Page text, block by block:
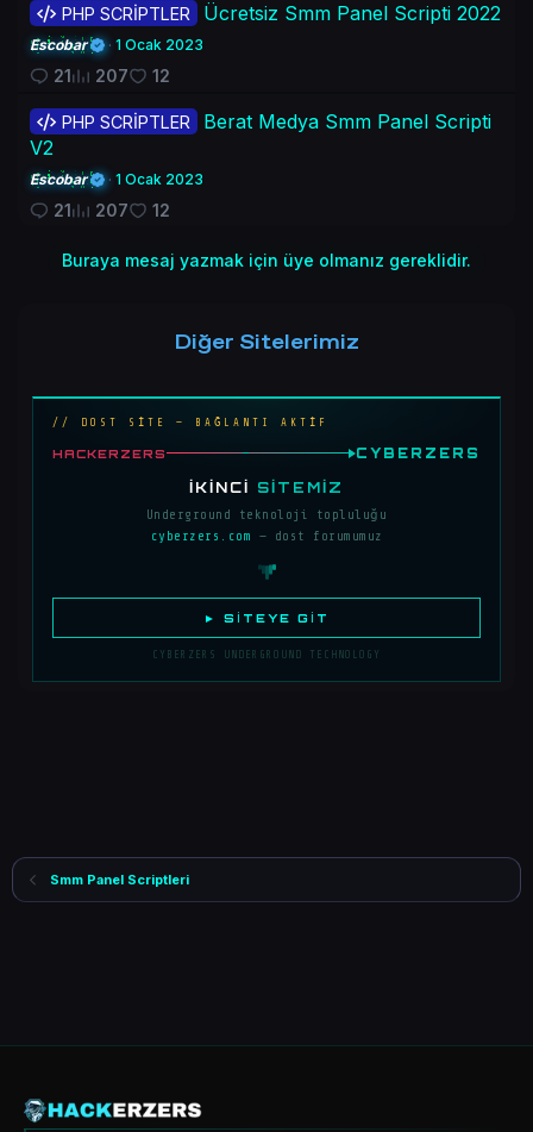
PHP SCRİPTLER Ücretsiz Smm Panel Scripti 2022
Escobar 1 Ocak 2023
21 207 12
PHP SCRİPTLER
Berat Medya Smm Panel Scripti
V2
Escobar 1 Ocak 2023
21 207 12
Buraya mesaj yazmak için üye olmanız gereklidir.
Diğer Sitelerimiz
// DOST SİTE — BAĞLANTI AKTİF
HACKERZERS CYBERZERS
İKINCI SITEMIZ
Underground teknoloji topluluğu
cyberzers.com — dost forumumuz
► SITEYE GIT
CYBERZERS UNDERGROUND TECHNOLOGY
Smm Panel Scriptleri